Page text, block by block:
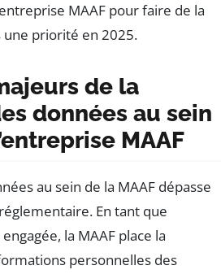
MAAF pour faire de la
priorité en 2025.
de la
données au sein
MAAF
au sein de la MAAF dépasse
En tant que
la MAAF place la
personnelles des